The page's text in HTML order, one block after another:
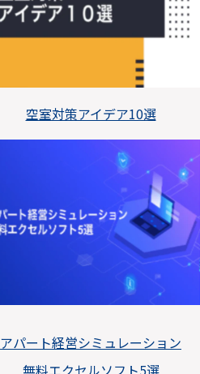
空室対策アイデア10選
アパート経営シミュレーション
無料エクセルソフト5選